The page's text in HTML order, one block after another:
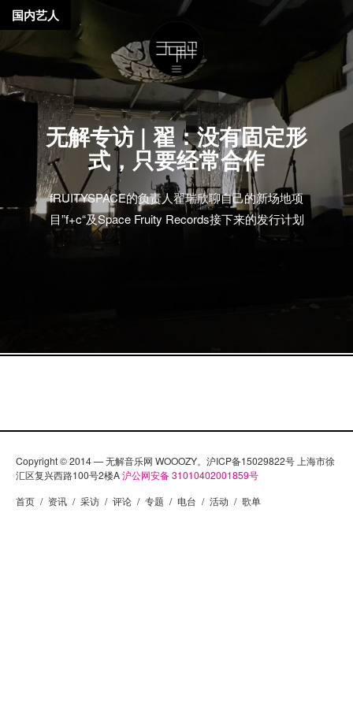
无解专访 | 翟：没有固定形
式，只要经常合作
fRUITYSPACE的负责人翟瑞欣聊自己的新场地项
目”f+c“及Space Fruity Records接下来的发行计划
国内艺人
Copyright © 2014 — 无解音乐网 WOOOZY。沪ICP备15029822号 上海市徐
汇区复兴西路100号2楼A沪公网安备 31010402001859号
首页 / 资讯 / 采访 / 评论 / 专题 / 电台 / 活动 / 歌单